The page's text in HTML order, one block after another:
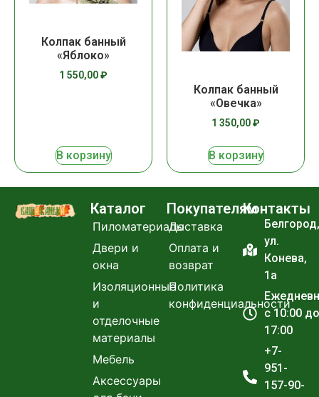
Колпак банный
«Яблоко»
1 550,00₽
В корзину
Колпак банный
«Овечка»
1 350,00₽
В корзину
Каталог
Пиломатериалы
Двери и
окна
Изоляционные
и
отделочные
материалы
Мебель
Аксессуары
Покупателям
Доставка
Оплата и
возврат
Политика
конфиденциальности
Контакты
Белгород,
ул.
Конева,
1а
с 10:00 до
17:00
+7-
951-
157-90-